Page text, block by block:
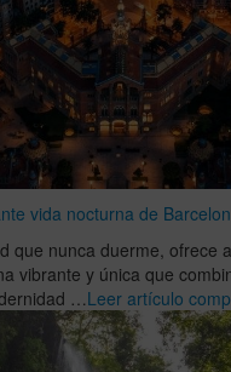
vida nocturna de
que nunca duerme, ofrece
vibrante y única que
…Leer artículo